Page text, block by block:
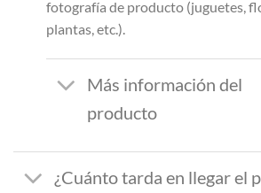
fotografía de producto (juguetes,
plantas, etc.).
Más información del
producto
¿Cuánto tarda en llegar el